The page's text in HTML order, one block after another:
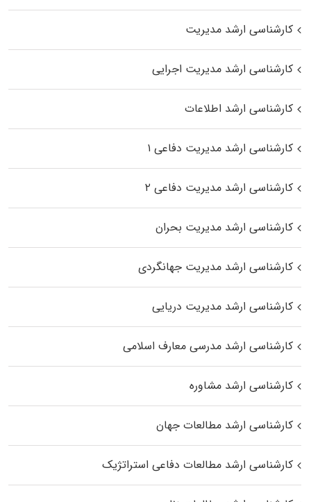
کارشناسی ارشد مدیریت
کارشناسی ارشد مدیریت اجرایی
کارشناسی ارشد اطلاعات
کارشناسی ارشد مدیریت دفاعی ۱
کارشناسی ارشد مدیریت دفاعی ۲
کارشناسی ارشد مدیریت بحران
کارشناسی ارشد مدیریت جهانگردی
کارشناسی ارشد مدیریت دریایی
کارشناسی ارشد مدرسی معارف اسلامی
کارشناسی ارشد مشاوره
کارشناسی ارشد مطالعات جهان
کارشناسی ارشد مطالعات دفاعی استراتژیک